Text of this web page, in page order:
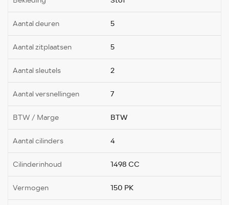
Aantal deuren 5
Aantal zitplaatsen 5
Aantal sleutels 2
Aantal versnellingen 7
BTW / Marge BTW
Aantal cilinders 4
Cilinderinhoud 1498 CC
Vermogen 150 PK